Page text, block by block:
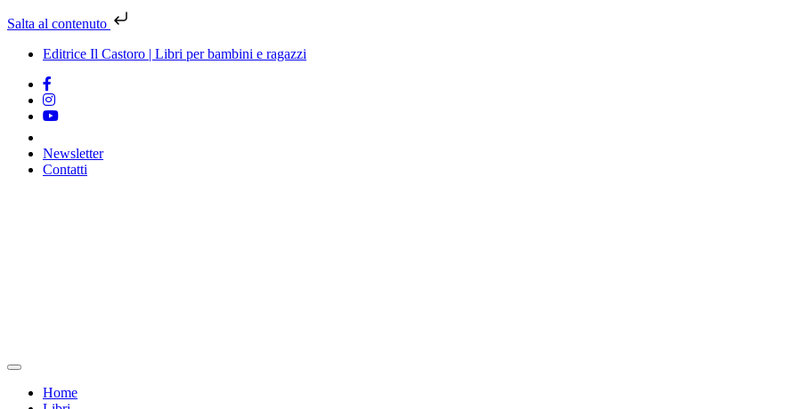
Salta al contenuto
Editrice Il Castoro | Libri per bambini e ragazzi
Newsletter
Contatti
Home